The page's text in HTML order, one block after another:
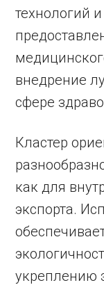
технологий
внедрение
сфере
Кластер
как для
экспорта.
укреплению